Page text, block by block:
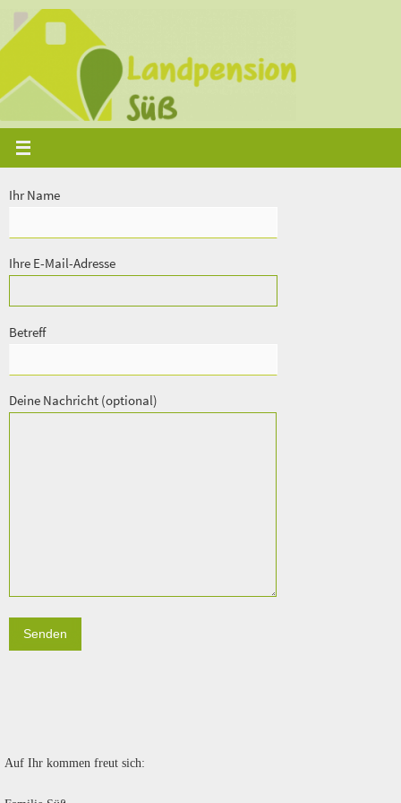
Zum
Inhalt
springen
Ihr Name
Ihre E-Mail-Adresse
Betreff
Deine Nachricht (optional)
Auf Ihr kommen freut sich: